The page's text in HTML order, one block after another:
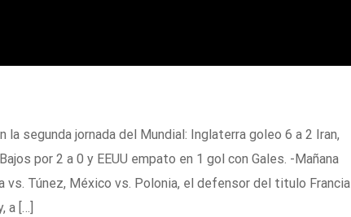
la segunda jornada del Mundial: Inglaterra goleo 6 a 2 Iran,
por 2 a 0 y EEUU empato en 1 gol con Gales. -Mañana
vs. Túnez, México vs. Polonia, el defensor del titulo Francia
a […]